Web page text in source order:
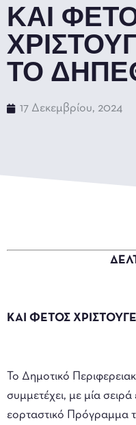
ΚΑΙ
ΤΟ
17 Δεκεμβρίου, 2024
ΚΑΙ ΦΕΤΟΣ
Το Δημοτικό
συμμετέχει, με μία
εορταστικό Πρόγραμμα